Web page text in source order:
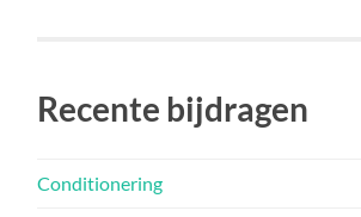
Recente bijdragen
Conditionering